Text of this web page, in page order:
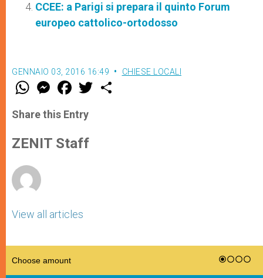
CCEE: a Parigi si prepara il quinto Forum
europeo cattolico-ortodosso
GENNAIO 03, 2016 16:49 CHIESE LOCALI
W
t
s
p
p
M
e
s
e
g
e
F
a
e
b
o
k
w
Share this Entry
ZENIT Staff
View all articles